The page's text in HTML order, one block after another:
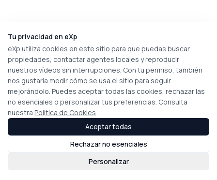
Tu privacidad en eXp
eXp utiliza cookies en este sitio para que puedas buscar
propiedades, contactar agentes locales y reproducir
nuestros vídeos sin interrupciones. Con tu permiso, también
nos gustaría medir cómo se usa el sitio para seguir
mejorándolo. Puedes aceptar todas las cookies, rechazar las
no esenciales o personalizar tus preferencias. Consulta
nuestra Política de Cookies
Personalizar
Rechazar no esenciales
Aceptar todas